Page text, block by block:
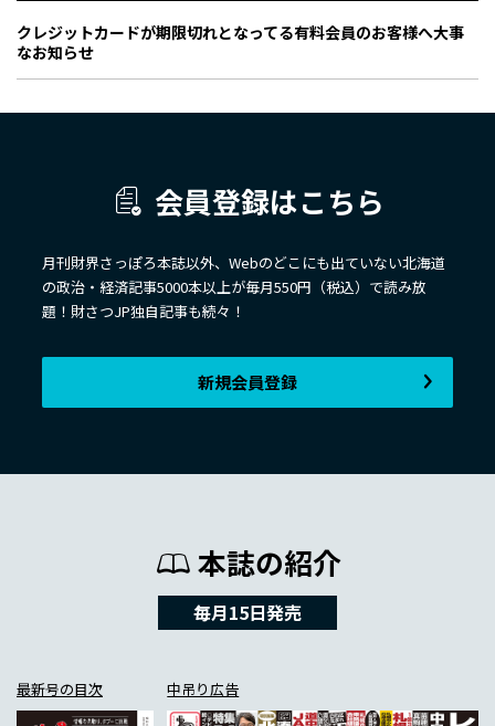
クレジットカードが期限切れとなってる有料会員のお客様へ大事
なお知らせ
会員登録はこちら
月刊財界さっぽろ本誌以外、Webのどこにも出ていない北海道
の政治・経済記事5000本以上が毎月550円（税込）で読み放
題！財さつJP独自記事も続々！
新規会員登録
本誌の紹介
毎月15日発売
最新号の目次 中吊り広告